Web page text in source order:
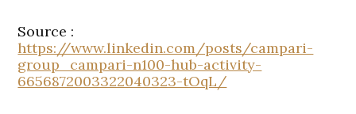
Source :
https://www.linkedin.com/posts/campari-
group_campari-n100-hub-activity-
6656872003322040323-tOqL/